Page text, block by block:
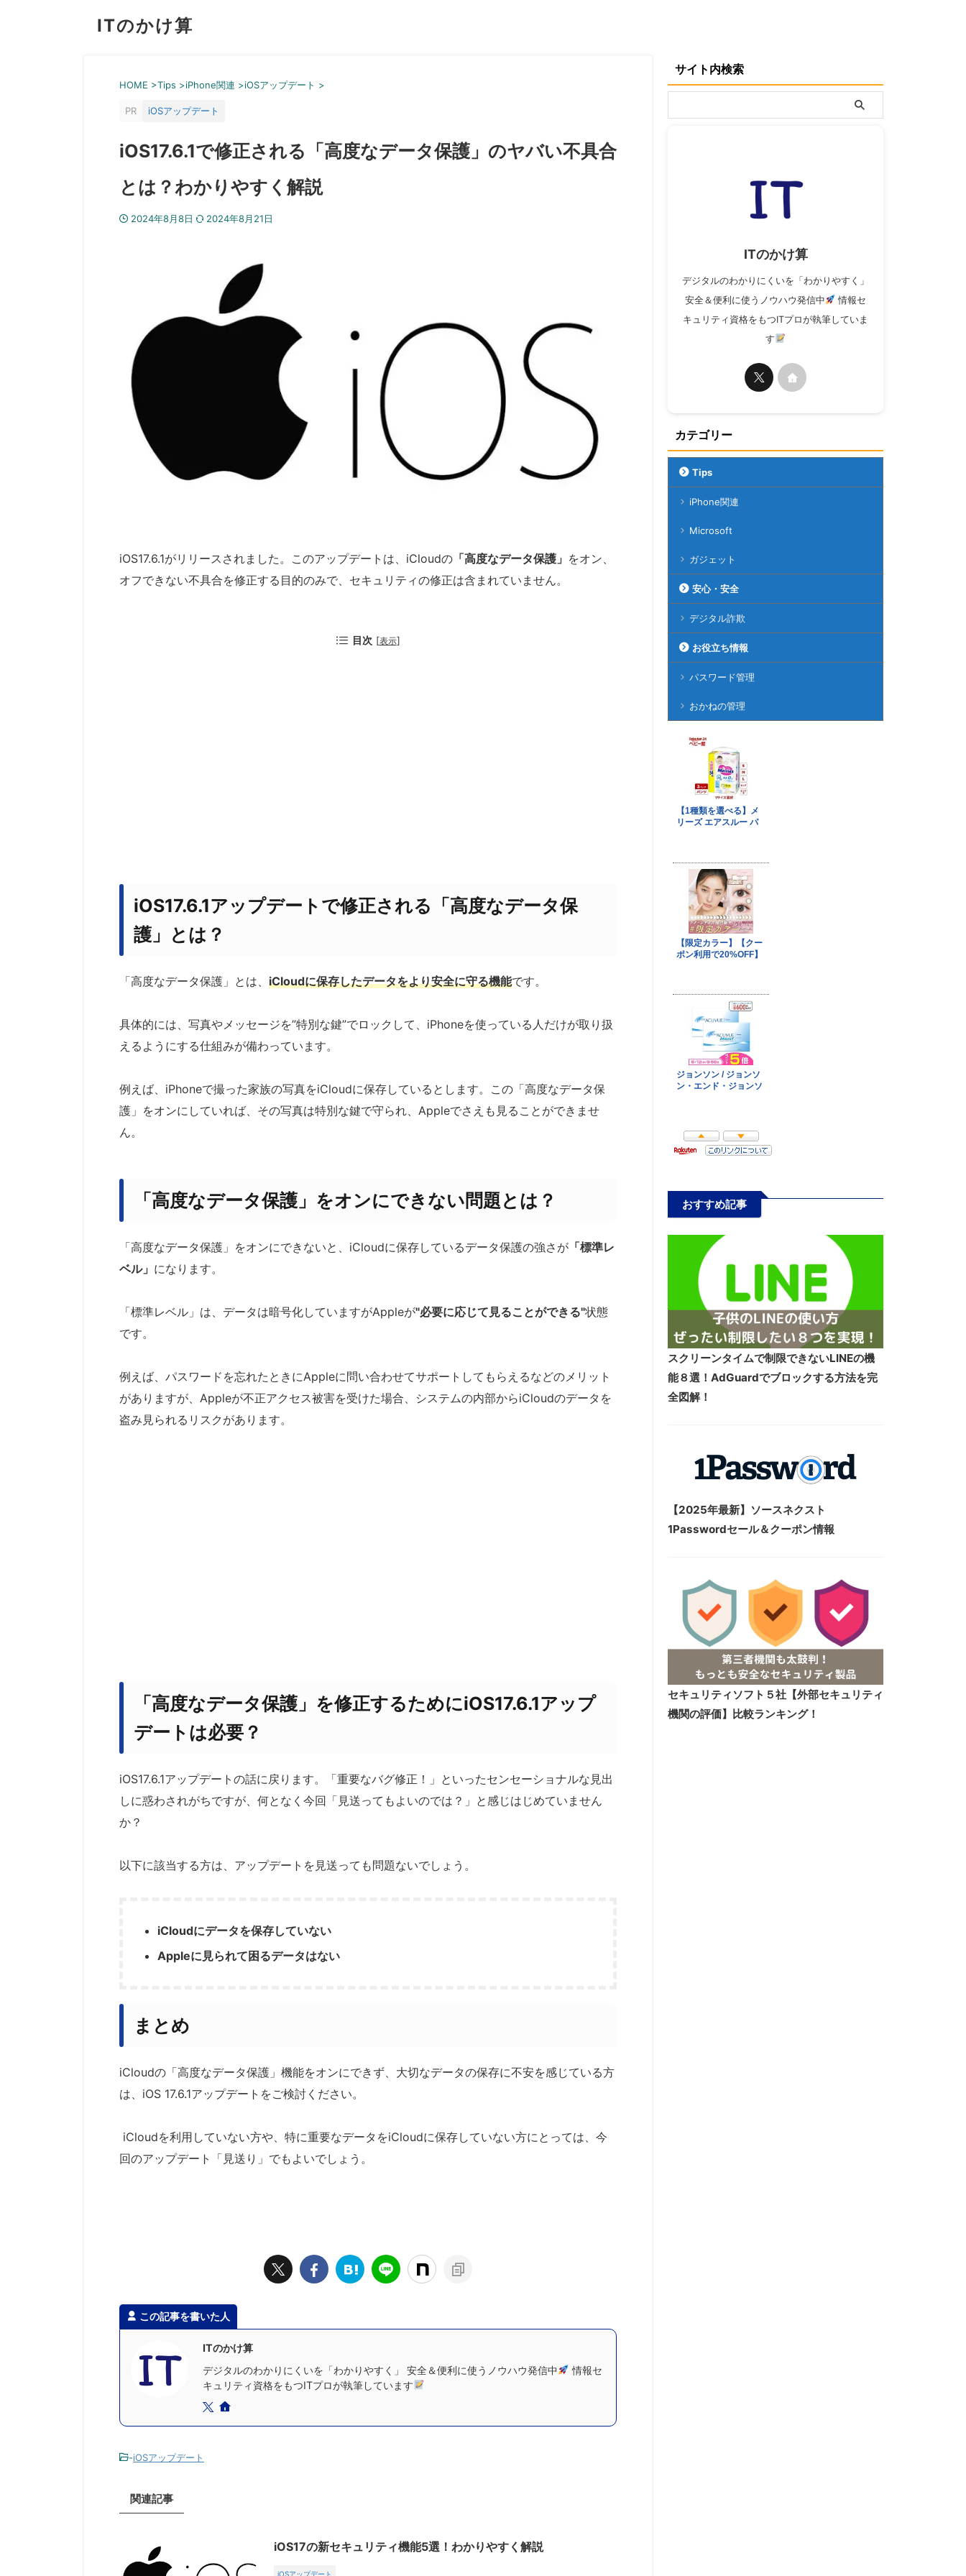
ITのかけ算
HOME >Tips >iPhone関連 >iOSアップデート >
PR iOSアップデート
iOS17.6.1で修正される「高度なデータ保護」のヤバい不具合
とは？わかりやすく解説
2024年8月8日 2024年8月21日
iOS17.6.1がリリースされました。このアップデートは、iCloudの 「高度なデータ保護」 をオン、
オフできない不具合を修正する目的のみで、セキュリティの修正は含まれていません。
目次 [表示]
iOS17.6.1アップデートで修正される「高度なデータ保
護」とは？
「高度なデータ保護」とは、 iCloudに保存したデータをより安全に守る機能です。
具体的には、写真やメッセージを”特別な鍵”でロックして、iPhoneを使っている人だけが取り扱
えるようにする仕組みが備わっています。
例えば、iPhoneで撮った家族の写真をiCloudに保存しているとします。この「高度なデータ保
護」をオンにしていれば、その写真は特別な鍵で守られ、Appleでさえも見ることができませ
ん。
「高度なデータ保護」をオンにできない問題とは？
「高度なデータ保護」をオンにできないと、iCloudに保存しているデータ保護の強さが 「標準レ
ベル」 になります。
「標準レベル」は、データは暗号化していますがAppleが"必要に応じて見ることができる"状態
です。
例えば、パスワードを忘れたときにAppleに問い合わせてサポートしてもらえるなどのメリット
がありますが、Appleが不正アクセス被害を受けた場合、システムの内部からiCloudのデータを
盗み見られるリスクがあります。
「高度なデータ保護」を修正するためにiOS17.6.1アップ
デートは必要？
iOS17.6.1アップデートの話に戻ります。「重要なバグ修正！」といったセンセーショナルな見出
しに惑わされがちですが、何となく今回「見送ってもよいのでは？」と感じはじめていません
か？
以下に該当する方は、アップデートを見送っても問題ないでしょう。
iCloudにデータを保存していない
Appleに見られて困るデータはない
まとめ
iCloudの「高度なデータ保護」機能をオンにできず、大切なデータの保存に不安を感じている方
は、iOS 17.6.1アップデートをご検討ください。
iCloudを利用していない方や、特に重要なデータをiCloudに保存していない方にとっては、今
回のアップデート「見送り」でもよいでしょう。
この記事を書いた人
ITのかけ算
デジタルのわかりにくいを「わかりやすく」 安全＆便利に使うノウハウ発信中
情報セ
キュリティ資格をもつITプロが執筆しています
-iOSアップデート
関連記事
iOS17の新セキュリティ機能5選！わかりやすく解説
iOSアップデート
サイト内検索
ITのかけ算
デジタルのわかりにくいを「わかりやすく」
安全＆便利に使うノウハウ発信中
情報セ
キュリティ資格をもつITプロが執筆していま
す
カテゴリー
Tips
iPhone関連
Microsoft
ガジェット
安心・安全
デジタル詐欺
お役立ち情報
パスワード管理
おかねの管理
おすすめ記事
スクリーンタイムで制限できないLINEの機
能８選！AdGuardでブロックする方法を完
全図解！
【2025年最新】ソースネクスト
1Passwordセール＆クーポン情報
セキュリティソフト５社【外部セキュリティ
機関の評価】比較ランキング！